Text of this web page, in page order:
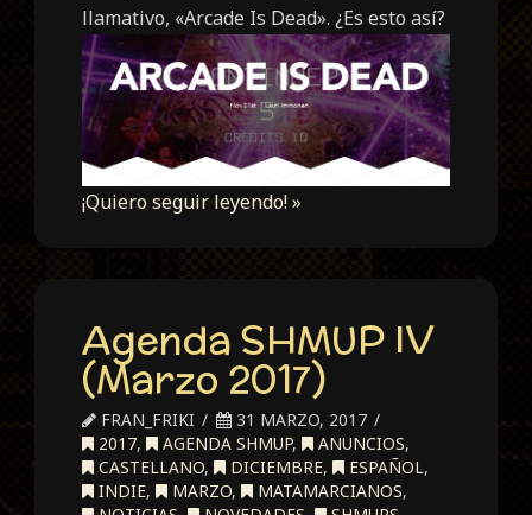
llamativo, «Arcade Is Dead». ¿Es esto así?
¡Quiero seguir leyendo! »
Agenda SHMUP IV
(Marzo 2017)
FRAN_FRIKI
31 MARZO, 2017
2017, AGENDA SHMUP, ANUNCIOS,
CASTELLANO, DICIEMBRE, ESPAÑOL,
INDIE, MARZO, MATAMARCIANOS,